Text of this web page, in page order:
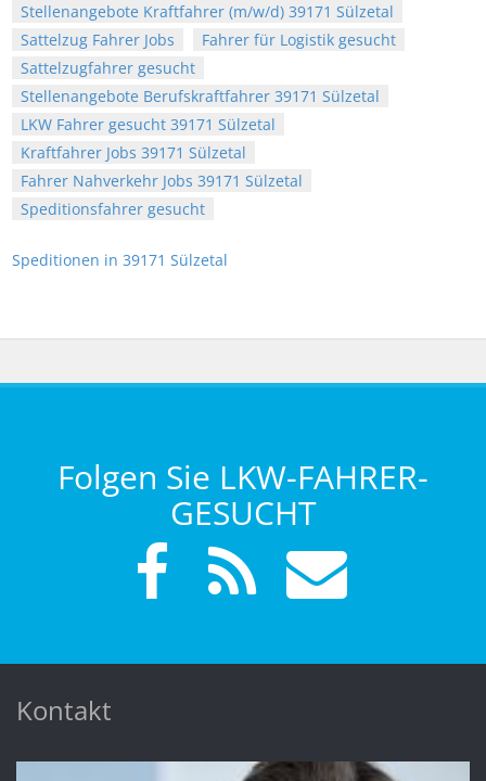
Stellenangebote Kraftfahrer (m/w/d) 39171 Sülzetal
Sattelzug Fahrer Jobs
Fahrer für Logistik gesucht
Sattelzugfahrer gesucht
Stellenangebote Berufskraftfahrer 39171 Sülzetal
LKW Fahrer gesucht 39171 Sülzetal
Kraftfahrer Jobs 39171 Sülzetal
Fahrer Nahverkehr Jobs 39171 Sülzetal
Speditionsfahrer gesucht
Speditionen in 39171 Sülzetal
Folgen Sie LKW-FAHRER-
GESUCHT
Kontakt